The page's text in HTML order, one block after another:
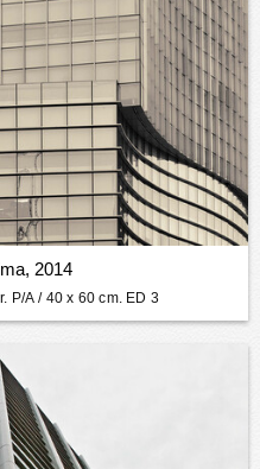
2014
P/A / 40 x 60 cm. ED 3